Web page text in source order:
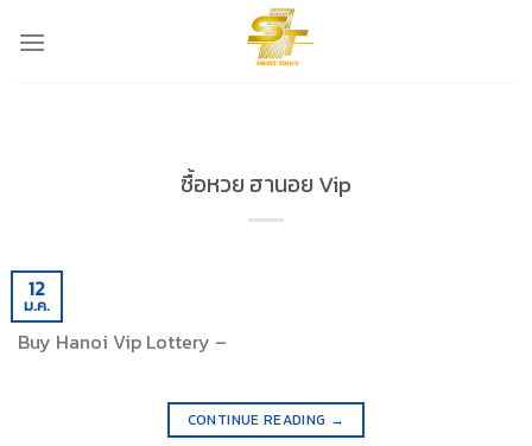
ซื้อหวย ฮานอย Vip
12
ม.ค.
Buy Hanoi Vip Lottery –
CONTINUE READING →